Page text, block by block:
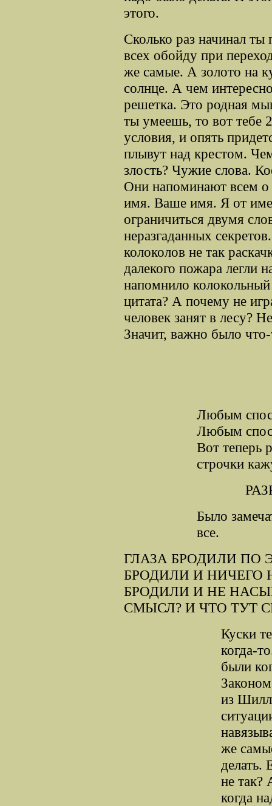
этого.
Сколько раз начинал ты
всех обойду при
же самые. А золото на
солнце. А чем
решетка. Это родная
ты умеешь, то вот тебе
условия, и опять
плывут над крестом.
злость? Чужие слова.
Они напоминают всем
имя. Ваше имя. Я от
ограничиться двумя
неразгаданных
колоколов не так
далекого пожара легли
напомнило
цитата? А почему не
человек занят в лесу?
Значит, важно было
Любым
Любым
Вот теперь
строчки
Было
все.
ГЛАЗА БРОДИЛИ ПО
БРОДИЛИ И НИЧЕГО
БРОДИЛИ И НЕ
СМЫСЛ? И ЧТО ТУТ
Куски
когда-
были
из
же
делать.
не так?
когда